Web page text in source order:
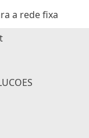
a rede fixa